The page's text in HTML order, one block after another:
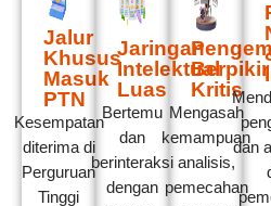
Jalur
Khusus
Masuk
PTN
Kesempatan
diterima di
Perguruan
Tinggi
Jaringan
Intelektual
Luas
Bertemu
dan
berinteraksi
dengan
Berpikir
Kritis
Mengasah
kemampuan
analisis,
pemecahan
dan